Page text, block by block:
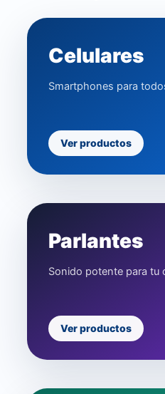
Celulares
Smartphones para
Ver productos
Parlantes
Sonido potente para tu
Ver productos